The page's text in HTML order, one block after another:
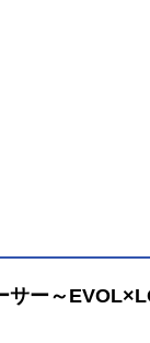
サー～